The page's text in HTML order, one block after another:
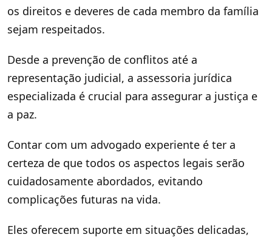
os direitos e deveres de cada membro da família
sejam respeitados.
Desde a prevenção de conflitos até a
representação judicial, a assessoria jurídica
especializada é crucial para assegurar a justiça e
a paz.
Contar com um advogado experiente é ter a
certeza de que todos os aspectos legais serão
cuidadosamente abordados, evitando
complicações futuras na vida.
Eles oferecem suporte em situações delicadas,